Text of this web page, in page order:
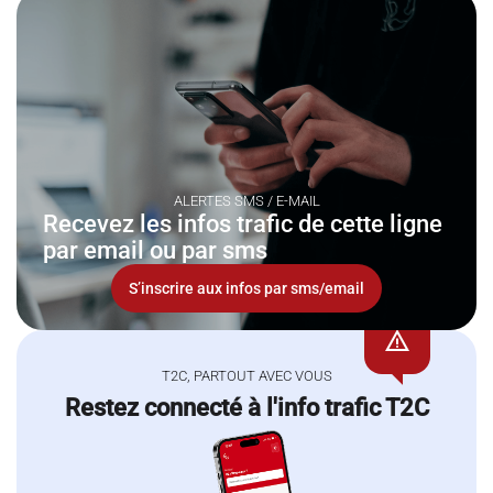
ALERTES SMS / E-MAIL
Recevez les infos trafic de cette ligne
par email ou par sms
S’inscrire aux infos par sms/email
T2C, PARTOUT AVEC VOUS
Restez connecté à l'info trafic T2C
warning